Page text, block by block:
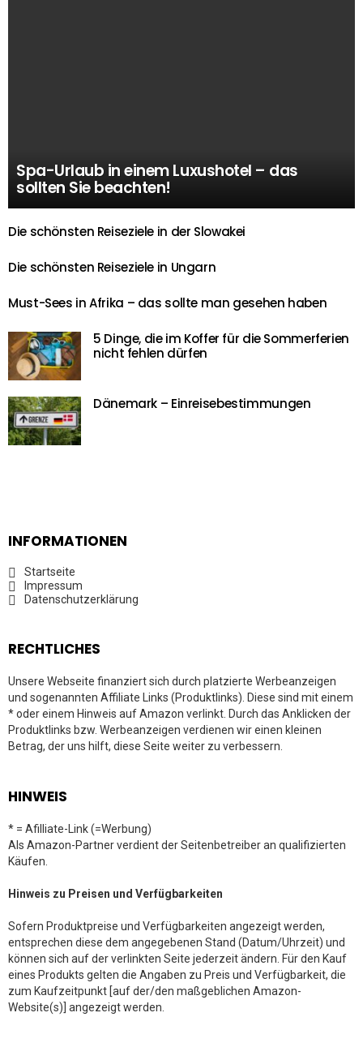
Spa-Urlaub in einem Luxushotel – das
sollten Sie beachten!
Die schönsten Reiseziele in der Slowakei
Die schönsten Reiseziele in Ungarn
Must-Sees in Afrika – das sollte man gesehen haben
5 Dinge, die im Koffer für die Sommerferien
nicht fehlen dürfen
Dänemark – Einreisebestimmungen
INFORMATIONEN
Startseite
Impressum
Datenschutzerklärung
RECHTLICHES
Unsere Webseite finanziert sich durch platzierte Werbeanzeigen
und sogenannten Affiliate Links (Produktlinks). Diese sind mit einem
* oder einem Hinweis auf Amazon verlinkt. Durch das Anklicken der
Produktlinks bzw. Werbeanzeigen verdienen wir einen kleinen
Betrag, der uns hilft, diese Seite weiter zu verbessern.
HINWEIS
* = Afilliate-Link (=Werbung)
Als Amazon-Partner verdient der Seitenbetreiber an qualifizierten
Käufen.
Hinweis zu Preisen und Verfügbarkeiten
Sofern Produktpreise und Verfügbarkeiten angezeigt werden,
entsprechen diese dem angegebenen Stand (Datum/Uhrzeit) und
können sich auf der verlinkten Seite jederzeit ändern. Für den Kauf
eines Produkts gelten die Angaben zu Preis und Verfügbarkeit, die
zum Kaufzeitpunkt [auf der/den maßgeblichen Amazon-
Website(s)] angezeigt werden.